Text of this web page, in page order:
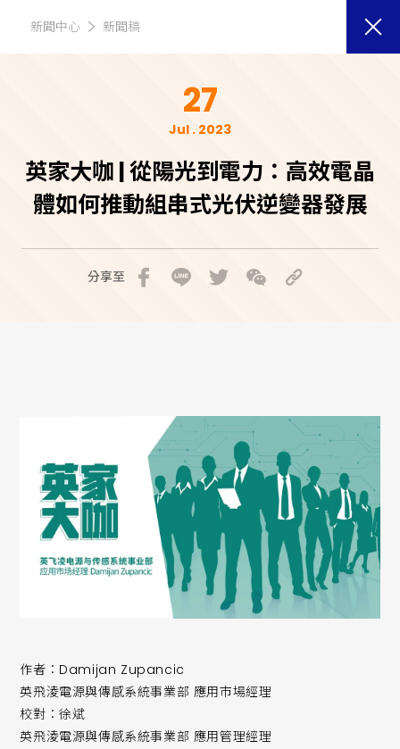
新聞中心 新聞稿
27
Jul . 2023
英家大咖 | 從陽光到電力：高效電晶
體如何推動組串式光伏逆變器發展
分享至
作者：Damijan Zupancic
英飛淩電源與傳感系統事業部 應用市場經理
校對：徐斌
英飛淩電源與傳感系統事業部 應用管理經理